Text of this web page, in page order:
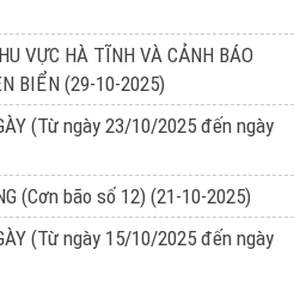
VỰC HÀ TĨNH VÀ CẢNH BÁO
BIỂN (29-10-2025)
(Từ ngày 23/10/2025 đến ngày
(Cơn bão số 12) (21-10-2025)
(Từ ngày 15/10/2025 đến ngày